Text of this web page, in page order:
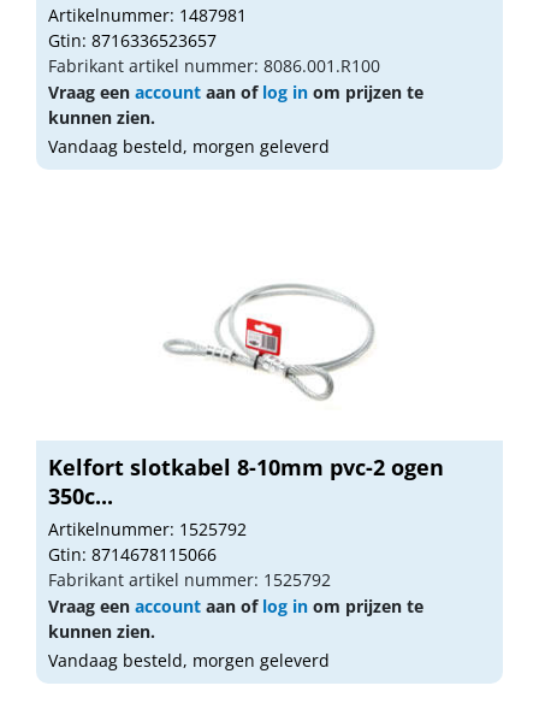
Artikelnummer: 1487981
Gtin: 8716336523657
Fabrikant artikel nummer: 8086.001.R100
Vraag een account aan of log in om prijzen te
kunnen zien.
Vandaag besteld, morgen geleverd
Kelfort slotkabel 8-10mm pvc-2 ogen
350c...
Artikelnummer: 1525792
Gtin: 8714678115066
Fabrikant artikel nummer: 1525792
Vraag een account aan of log in om prijzen te
kunnen zien.
Vandaag besteld, morgen geleverd